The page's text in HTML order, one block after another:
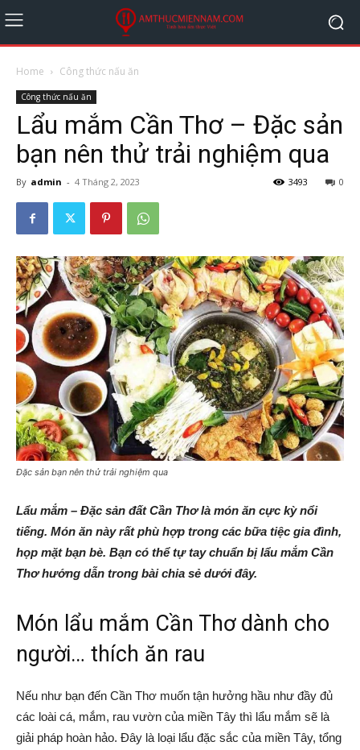
Home Công thức nấu ăn
Công thức nấu ăn
Lẩu mắm Cần Thơ – Đặc sản
bạn nên thử trải nghiệm qua
By admin - 4 Tháng 2, 2023 0
3493
Đặc sản bạn nên thử trải nghiệm qua
Lẩu mắm – Đặc sản đất Cần Thơ là món ăn cực kỳ nổi
tiếng. Món ăn này rất phù hợp trong các bữa tiệc gia đình,
họp mặt bạn bè. Bạn có thể tự tay chuẩn bị lẩu mắm Cần
Thơ hướng dẫn trong bài chia sẻ dưới đây.
Món lẩu mắm Cần Thơ dành cho
người… thích ăn rau
Nếu như bạn đến Cần Thơ muốn tận hưởng hầu như đầy đủ
các loài cá, mắm, rau vườn của miền Tây thì lẩu mắm sẽ là
giải pháp hoàn hảo. Đây là loại lẩu đặc sắc của miền Tây, tổng